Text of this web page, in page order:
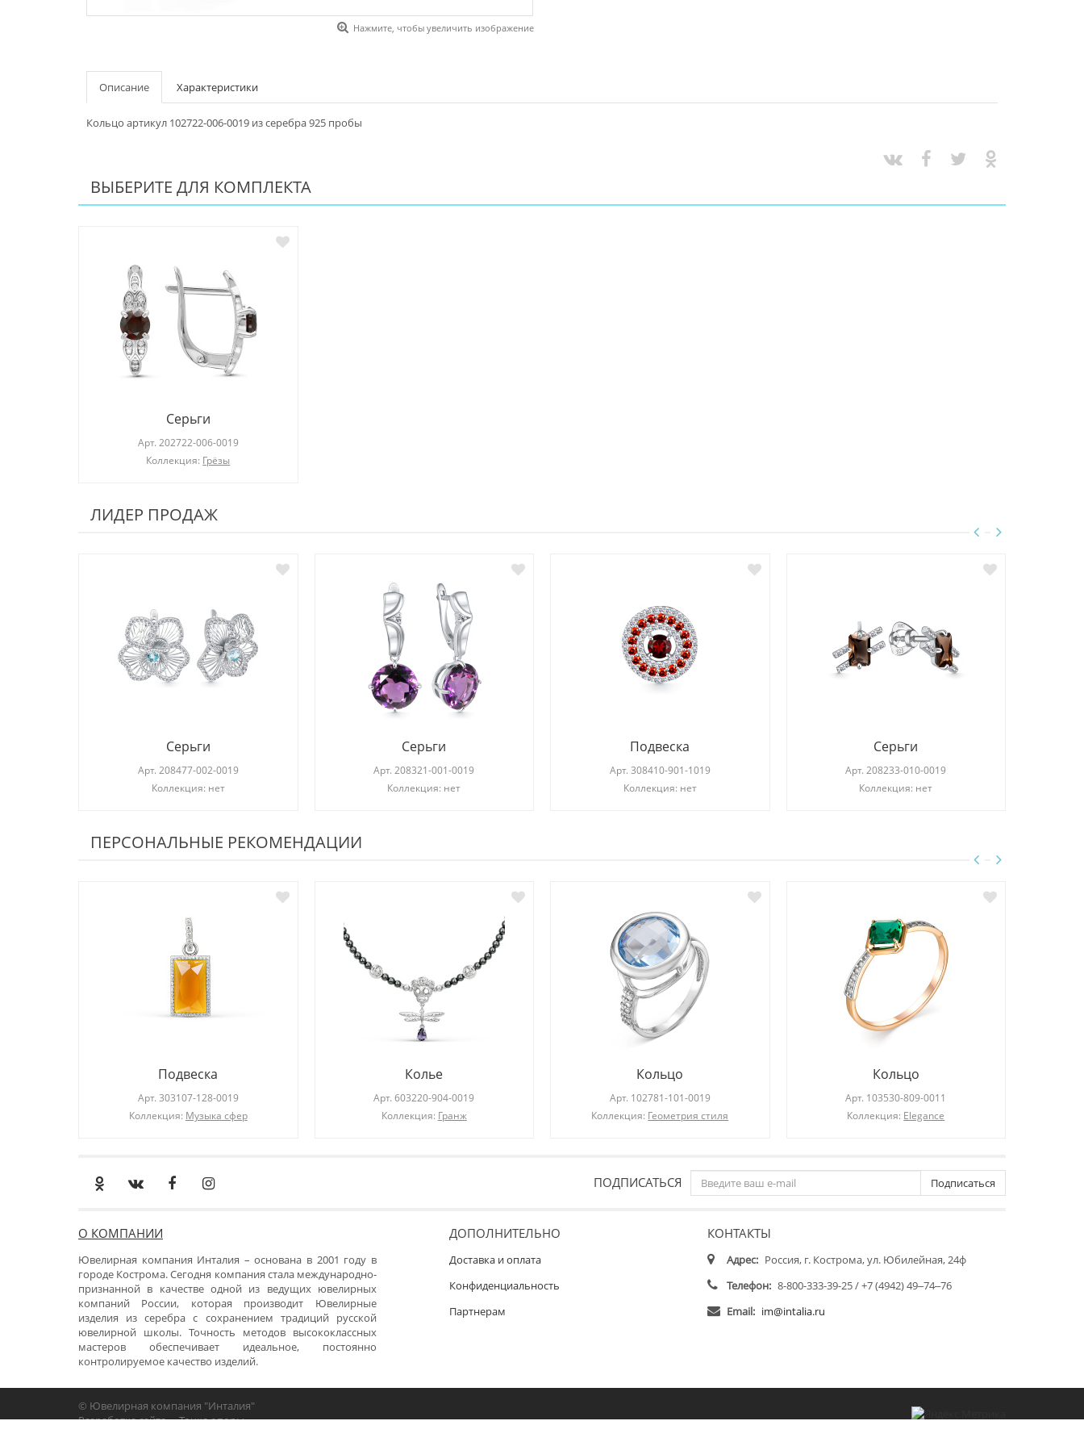
Нажмите, чтобы увеличить изображение
Описание Характеристики
Кольцо артикул 102722-006-0019 из серебра 925 пробы
ВЫБЕРИТЕ ДЛЯ КОМПЛЕКТА
Серьги
Арт. 202722-006-0019
Коллекция: Грёзы
ЛИДЕР ПРОДАЖ
Серьги
Арт. 208477-002-0019
Коллекция: нет
Серьги
Арт.208321-001-0019
Коллекция: нет
Подвеска
Арт. 308410-901-1019
Коллекция: нет
Серьги
Арт.208233-010-0019
Коллекция: нет
ПЕРСОНАЛЬНЫЕ РЕКОМЕНДАЦИИ
Подвеска
Арт. 303107-128-0019
Коллекция: Музыка сфер
Колье
Арт.603220-904-0019
Коллекция: Гранж
Кольцо
Арт. 102781-101-0019
Коллекция: Геометрия стиля
Кольцо
Арт. 103530-809-0011
Коллекция: Elegance
ПОДПИСАТЬСЯ Подписаться
О КОМПАНИИ
Ювелирная компания Инталия – основана в 2001 году в
городе Кострома. Сегодня компания стала международно-
признанной в качестве одной из ведущих ювелирных
компаний России, которая производит Ювелирные
изделия из серебра с сохранением традиций русской
ювелирной школы. Точность методов высококлассных
мастеров обеспечивает идеальное, постоянно
контролируемое качество изделий.
ДОПОЛНИТЕЛЬНО
Доставка и оплата
Конфиденциальность
Партнерам
КОНТАКТЫ
Адрес: Россия, г. Кострома, ул. Юбилейная, 24ф
Телефон: 8-800-333-39-25 / +7 (4942) 49‒74‒76
Email: im@intalia.ru
© Ювелирная компания "Инталия"
Разработка сайта -«Точка опоры»